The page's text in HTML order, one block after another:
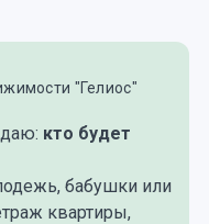
"Гелиос"
кто будет
бабушки или
квартиры,